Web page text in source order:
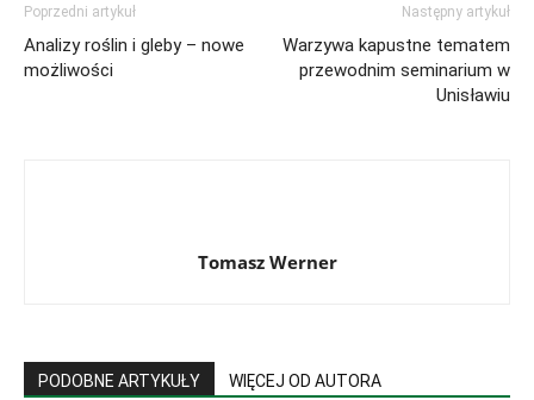
Poprzedni artykuł
Analizy roślin i gleby – nowe
możliwości
Następny artykuł
Warzywa kapustne tematem
przewodnim seminarium w
Unisławiu
Tomasz Werner
PODOBNE ARTYKUŁY WIĘCEJ OD AUTORA